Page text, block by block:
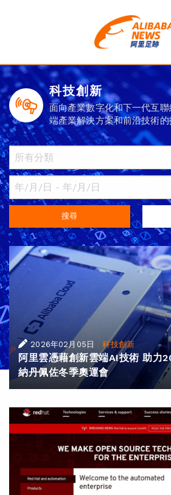
科技創新
面向產業數字化和下一代互
端產業解決方案和前沿技術
搜尋
2026年02月05日 |科技創新
阿里雲憑藉創新雲端AI技術 助力
納丹佩佐冬季奧運會